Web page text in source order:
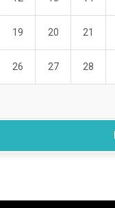
19 20 21
26 27 28